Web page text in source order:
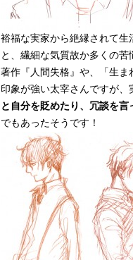
裕福な実家から絶縁されて
と、繊細な気質故か多くの
著作『人間失格』や、「生
印象が強い太宰さんですが
と自分を貶めたり、冗談を
でもあったそうです！